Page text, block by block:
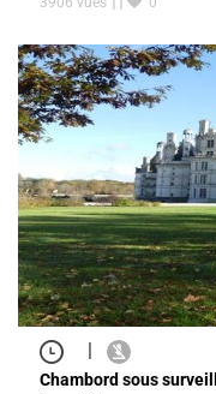
|
Chambord sous